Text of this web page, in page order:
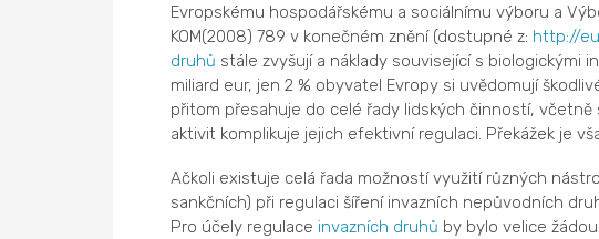
Evropskému hospodářskému a sociálnímu výboru a
KOM(2008) 789 v konečném znění (dostupné z: http://
druhů stále zvyšují a náklady související s biologickými
miliard eur, jen 2 % obyvatel Evropy si uvědomují
přitom přesahuje do celé řady lidských činností, včetně
aktivit komplikuje jejich efektivní regulaci. Překážek je
Ačkoli existuje celá řada možností využití různých
sankčních) při regulaci šíření invazních nepůvodních
Pro účely regulace invazních druhů by bylo velice